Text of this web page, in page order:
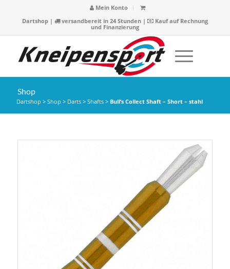
Mein Konto
Dartshop| versandbereit in 24 Stunden |
Kauf auf Rechnung
und Finanzierung
Shop
Dartshop > Shop > Darts> Shafts> Bull’s Collect Shaft – Short – stahl